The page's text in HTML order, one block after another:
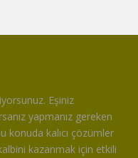
Eşiniz
yapmanız gereken
konuda kalıcı çözümler
kazanmak için etkili